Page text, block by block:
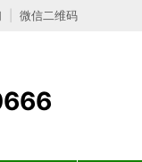
微信二维码